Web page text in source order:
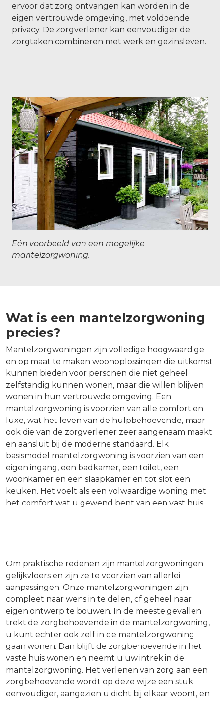
ervoor dat zorg ontvangen kan worden in de
eigen vertrouwde omgeving, met voldoende
privacy. De zorgverlener kan eenvoudiger de
zorgtaken combineren met werk en gezinsleven.
Eén voorbeeld van een mogelijke
mantelzorgwoning.
Wat is een mantelzorgwoning
precies?
Mantelzorgwoningen zijn volledige hoogwaardige
en op maat te maken woonoplossingen die uitkomst
kunnen bieden voor personen die niet geheel
zelfstandig kunnen wonen, maar die willen blijven
wonen in hun vertrouwde omgeving. Een
mantelzorgwoning is voorzien van alle comfort en
luxe, wat het leven van de hulpbehoevende, maar
ook die van de zorgverlener zeer aangenaam maakt
en aansluit bij de moderne standaard. Elk
basismodel mantelzorgwoning is voorzien van een
eigen ingang, een badkamer, een toilet, een
woonkamer en een slaapkamer en tot slot een
keuken. Het voelt als een volwaardige woning met
het comfort wat u gewend bent van een vast huis.
Om praktische redenen zijn mantelzorgwoningen
gelijkvloers en zijn ze te voorzien van allerlei
aanpassingen. Onze mantelzorgwoningen zijn
compleet naar wens in te delen, of geheel naar
eigen ontwerp te bouwen. In de meeste gevallen
trekt de zorgbehoevende in de mantelzorgwoning,
u kunt echter ook zelf in de mantelzorgwoning
gaan wonen. Dan blijft de zorgbehoevende in het
vaste huis wonen en neemt u uw intrek in de
mantelzorgwoning. Het verlenen van zorg aan een
zorgbehoevende wordt op deze wijze een stuk
eenvoudiger, aangezien u dicht bij elkaar woont, en